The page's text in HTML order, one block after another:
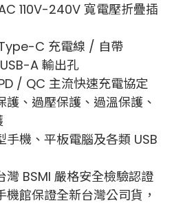
110V-240V 寬電壓折疊插
C 充電線 / 自帶
A 輸出孔
/ QC 主流快速充電協定
、過壓保護、過溫保護、
機、平板電腦及各類 USB
BSMI 嚴格安全檢驗認證
館保證全新台灣公司貨，